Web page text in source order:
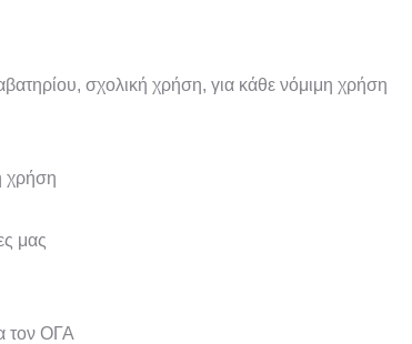
σχολική χρήση, για κάθε νόμιμη χρήση
χρήση
μας
τον ΟΓΑ